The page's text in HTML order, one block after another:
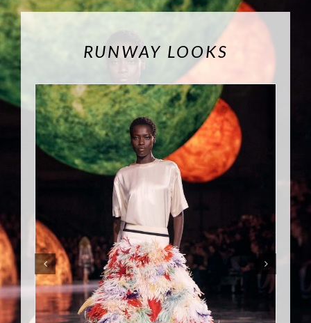
RUNWAY LOOKS